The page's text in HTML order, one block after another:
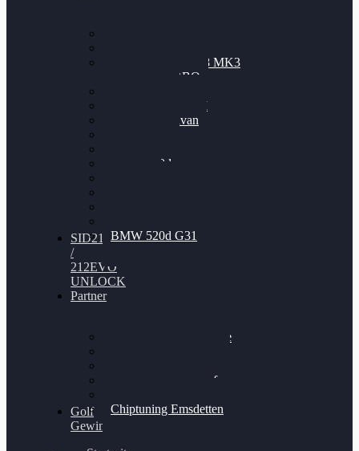
Nissan GT-R35 3.8 MK3
V6 TWINTURBO
VW Passat 2.0TDI
VW T6 Multivan
BMW 120d
BMW 520d G31
SID212
/
212EVO
UNLOCK
Partner
Bilgenroth Performance
Chiptuning Schüttorf
Chiptuning Emsdetten
Golf
Gewinnspiel